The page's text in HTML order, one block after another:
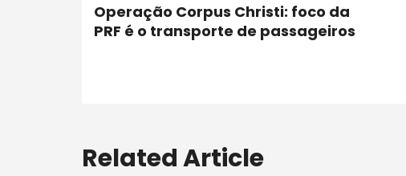
Operação Corpus Christi: foco da
PRF é o transporte de passageiros
Related Article